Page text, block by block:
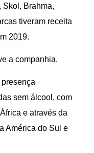
Skol, Brahma,
tiveram receita
2019.
a companhia.
sem álcool, com
e através da
América do Sul e